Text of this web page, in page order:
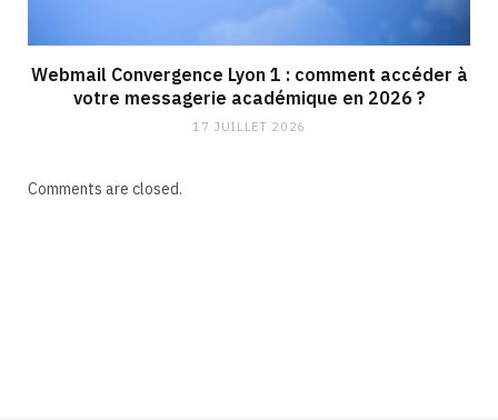
Webmail Convergence Lyon 1 : comment accéder à
votre messagerie académique en 2026 ?
17 JUILLET 2026
Comments are closed.